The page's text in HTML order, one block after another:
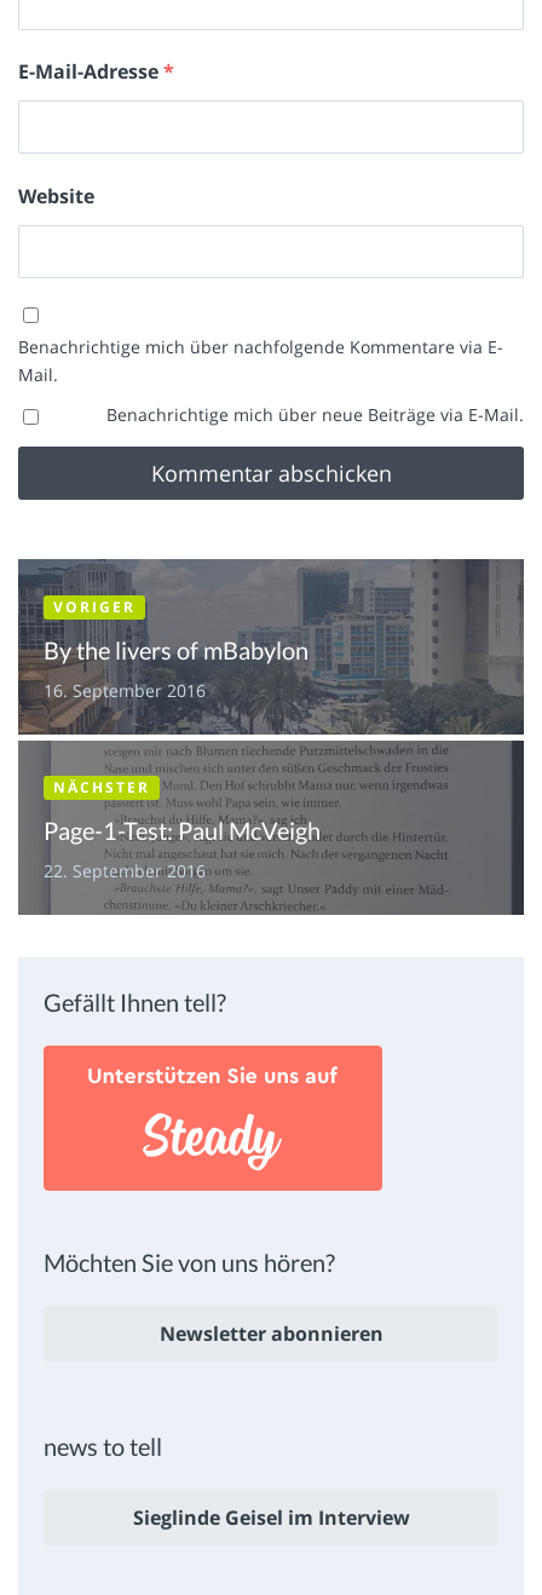
E-Mail-Adresse*
Website
Benachrichtige mich über nachfolgende Kommentare via E-
Mail.
Benachrichtige mich über neue Beiträge via E-Mail.
VORIGER
By the livers of mBabylon
16. September 2016
NÄCHSTER
Page-1-Test: Paul McVeigh
22. September 2016
Gefällt Ihnen tell?
Möchten Sie von uns hören?
Newsletter abonnieren
news to tell
Sieglinde Geisel im Interview